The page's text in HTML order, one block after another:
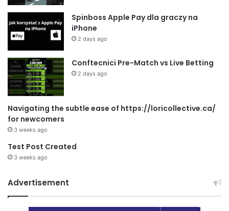
Spinboss Apple Pay dla graczy na
iPhone
2 days ago
Conftecnici Pre-Match vs Live Betting
2 days ago
Navigating the subtle ease of https://loricollective.ca/
for newcomers
3 weeks ago
Test Post Created
3 weeks ago
Advertisement